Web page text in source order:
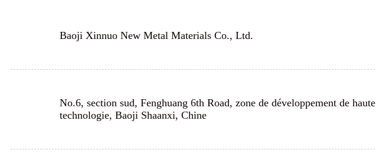
Baoji Xinnuo New Metal Materials Co., Ltd.
No.6, section sud, Fenghuang 6th Road, zone de développement de haute
technologie, Baoji Shaanxi, Chine